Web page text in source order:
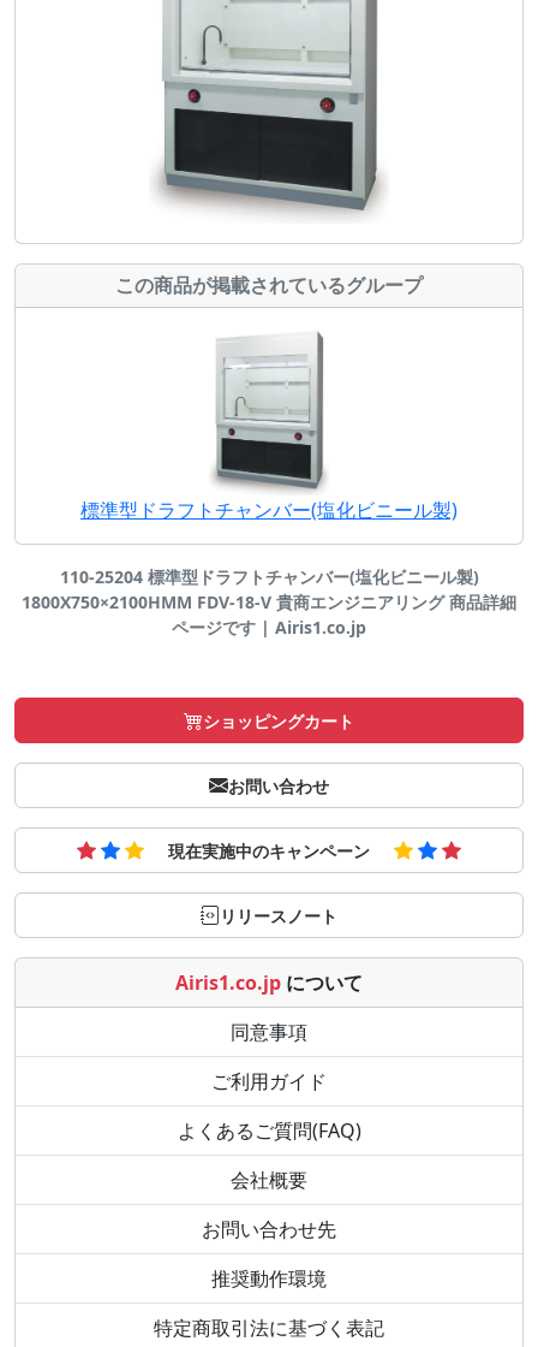
この商品が掲載されているグループ
標準型ドラフトチャンバー(塩化ビニール製)
110-25204 標準型ドラフトチャンバー(塩化ビニール製)
1800X750×2100HMM FDV-18-V 貴商エンジニアリング 商品詳細
ページです | Airis1.co.jp
ショッピングカート
お問い合わせ
現在実施中のキャンペーン
リリースノート
Airis1.co.jp について
同意事項
ご利用ガイド
よくあるご質問(FAQ)
会社概要
お問い合わせ先
推奨動作環境
特定商取引法に基づく表記